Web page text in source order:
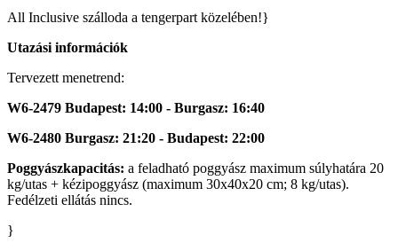
All Inclusive szálloda a tengerpart közelében!}
Utazási információk
Tervezett menetrend:
W6-2479 Budapest: 14:00 - Burgasz: 16:40
W6-2480 Burgasz: 21:20 - Budapest: 22:00
Poggyászkapacitás: a feladható poggyász maximum súlyhatára 20
kg/utas + kézipoggyász (maximum 30x40x20 cm; 8 kg/utas).
Fedélzeti ellátás nincs.
}